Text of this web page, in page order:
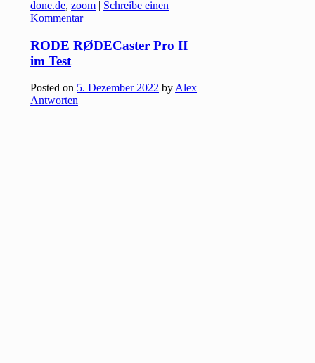
done.de,zoom | Schreibe einen
Kommentar
RODE RØDECaster Pro II
im Test
Posted on 5. Dezember 2022 byAlex
Antworten